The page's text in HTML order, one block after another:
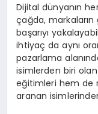
Dijital dünyanın
çağda,
başarıyı
ihtiyaç da aynı
pazarlama
isimlerden biri
eğitimleri hem de
aranan